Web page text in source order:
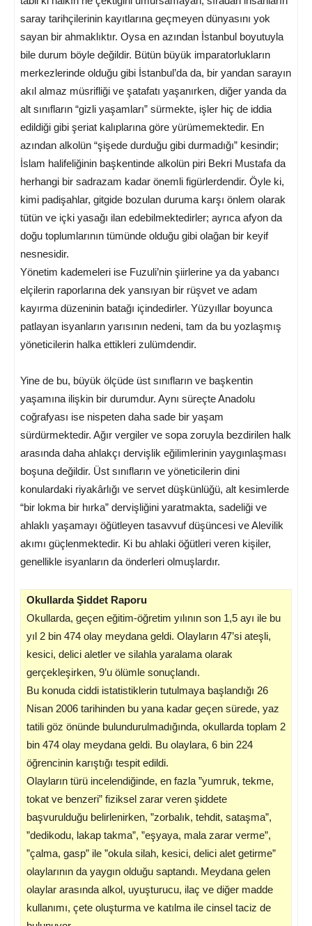
saray tarihçilerinin kayıtlarına geçmeyen dünyasını yok
sayan bir ahmaklıktır. Oysa en azından İstanbul boyutuyla
bile durum böyle değildir. Bütün büyük imparatorlukların
merkezlerinde olduğu gibi İstanbul’da da, bir yandan sarayın
akıl almaz müsrifliği ve şatafatı yaşanırken, diğer yanda da
alt sınıfların “gizli yaşamları” sürmekte, işler hiç de iddia
edildiği gibi şeriat kalıplarına göre yürümemektedir. En
azından alkolün “şişede durduğu gibi durmadığı” kesindir;
İslam halifeliğinin başkentinde alkolün piri Bekri Mustafa da
herhangi bir sadrazam kadar önemli figürlerdendir. Öyle ki,
kimi padişahlar, gitgide bozulan duruma karşı önlem olarak
tütün ve içki yasağı ilan edebilmektedirler; ayrıca afyon da
doğu toplumlarının tümünde olduğu gibi olağan bir keyif
nesnesidir.
Yönetim kademeleri ise Fuzuli’nin şiirlerine ya da yabancı
elçilerin raporlarına dek yansıyan bir rüşvet ve adam
kayırma düzeninin batağı içindedirler. Yüzyıllar boyunca
patlayan isyanların yarısının nedeni, tam da bu yozlaşmış
yöneticilerin halka ettikleri zulümdendir.
Yine de bu, büyük ölçüde üst sınıfların ve başkentin
yaşamına ilişkin bir durumdur. Aynı süreçte Anadolu
coğrafyası ise nispeten daha sade bir yaşam
sürdürmektedir. Ağır vergiler ve sopa zoruyla bezdirilen halk
arasında daha ahlakçı dervişlik eğilimlerinin yaygınlaşması
boşuna değildir. Üst sınıfların ve yöneticilerin dini
konulardaki riyakârlığı ve servet düşkünlüğü, alt kesimlerde
“bir lokma bir hırka” dervişliğini yaratmakta, sadeliği ve
ahlaklı yaşamayı öğütleyen tasavvuf düşüncesi ve Alevilik
akımı güçlenmektedir. Ki bu ahlaki öğütleri veren kişiler,
genellikle isyanların da önderleri olmuşlardır.
Okullarda Şiddet Raporu
Okullarda, geçen eğitim-öğretim yılının son 1,5 ayı ile bu
yıl 2 bin 474 olay meydana geldi. Olayların 47’si ateşli,
kesici, delici aletler ve silahla yaralama olarak
gerçekleşirken, 9’u ölümle sonuçlandı.
Bu konuda ciddi istatistiklerin tutulmaya başlandığı 26
Nisan 2006 tarihinden bu yana kadar geçen sürede, yaz
tatili göz önünde bulundurulmadığında, okullarda toplam 2
bin 474 olay meydana geldi. Bu olaylara, 6 bin 224
öğrencinin karıştığı tespit edildi.
Olayların türü incelendiğinde, en fazla ”yumruk, tekme,
tokat ve benzeri” fiziksel zarar veren şiddete
başvurulduğu belirlenirken, ”zorbalık, tehdit, sataşma”,
”dedikodu, lakap takma”, ”eşyaya, mala zarar verme”,
”çalma, gasp” ile ”okula silah, kesici, delici alet getirme”
olaylarının da yaygın olduğu saptandı. Meydana gelen
olaylar arasında alkol, uyuşturucu, ilaç ve diğer madde
kullanımı, çete oluşturma ve katılma ile cinsel taciz de